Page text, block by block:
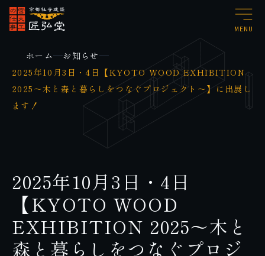
MENU
ホーム
お知らせ
2025年10月3日・4日【KYOTO WOOD EXHIBITION
2025～木と森と暮らしをつなぐプロジェクト～】に出展し
ます！
2025年10月3日・4日
【KYOTO WOOD
EXHIBITION 2025～木と
森と暮らしをつなぐプロジ